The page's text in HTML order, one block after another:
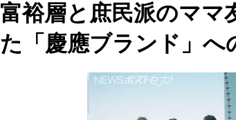
富裕層と庶民派のママ
た「慶應ブランド」へ